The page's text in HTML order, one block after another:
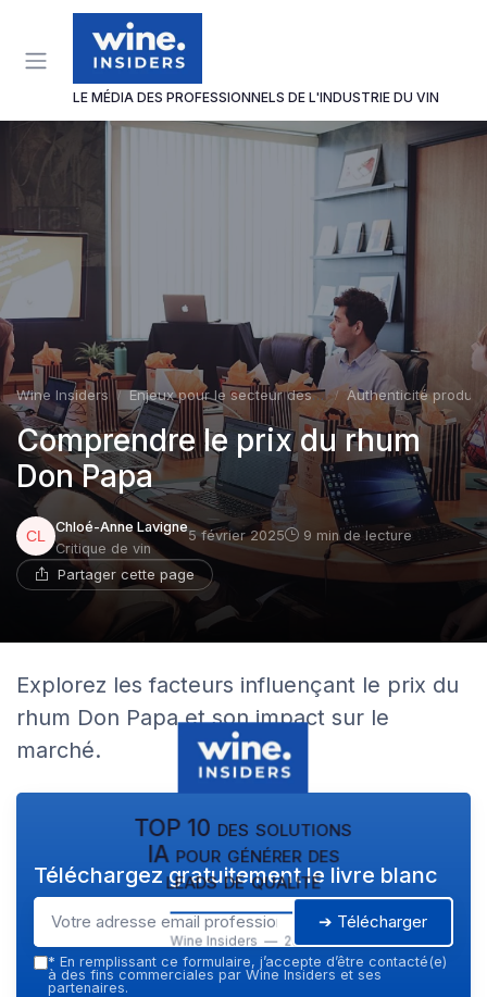
LE MÉDIA DES PROFESSIONNELS DE L'INDUSTRIE DU VIN
Wine Insiders Enjeux pour le secteur des vins et spiritueux Authenticité produits
Comprendre le prix du rhum
Don Papa
Chloé-Anne Lavigne
Critique de vin
5 février 2025 9 min de lecture
Partager cette page
Explorez les facteurs influençant le prix du
rhum Don Papa et son impact sur le
marché.
TOP 10 des solutions
IA pour générer des
leads de qualité
Wine Insiders — 2026
Téléchargez gratuitement le livre blanc
➔ Télécharger
* En remplissant ce formulaire, j’accepte d’être contacté(e)
à des fins commerciales par Wine Insiders et ses
partenaires.
Panneau de gestion des cookies